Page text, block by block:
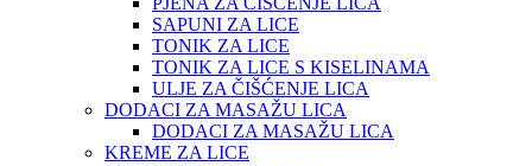
SAPUNI ZA LICE
TONIK ZA LICE
TONIK ZA LICE S KISELINAMA
ULJE ZA ČIŠĆENJE LICA
DODACI ZA MASAŽU LICA
DODACI ZA MASAŽU LICA
KREME ZA LICE